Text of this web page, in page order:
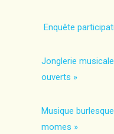
Enquête
Jonglerie
ouverts »
Musique
momes »